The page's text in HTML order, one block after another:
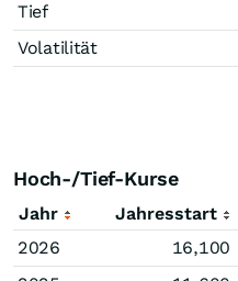
Tief
Volatilität
Hoch-/Tief-Kurse
Jahr Jahresstart
2026
16,100